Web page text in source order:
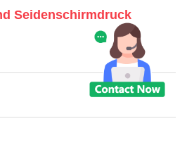
Seidenschirmdruck